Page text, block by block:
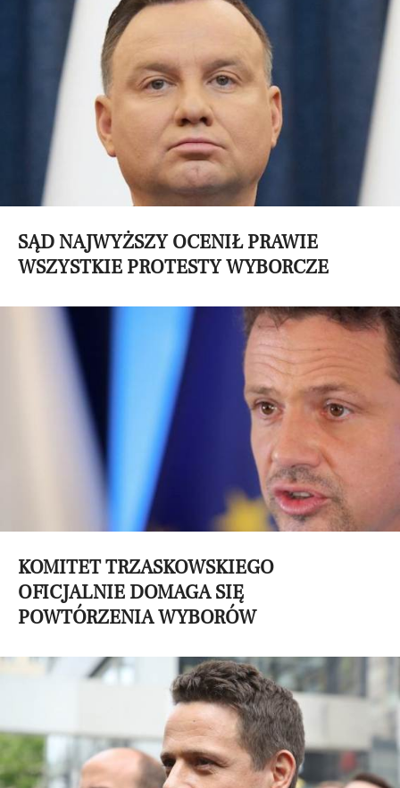
SĄD NAJWYŻSZY OCENIŁ PRAWIE
WSZYSTKIE PROTESTY WYBORCZE
KOMITET TRZASKOWSKIEGO
OFICJALNIE DOMAGA SIĘ
POWTÓRZENIA WYBORÓW